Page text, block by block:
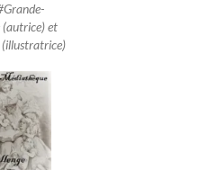
(autrice) et